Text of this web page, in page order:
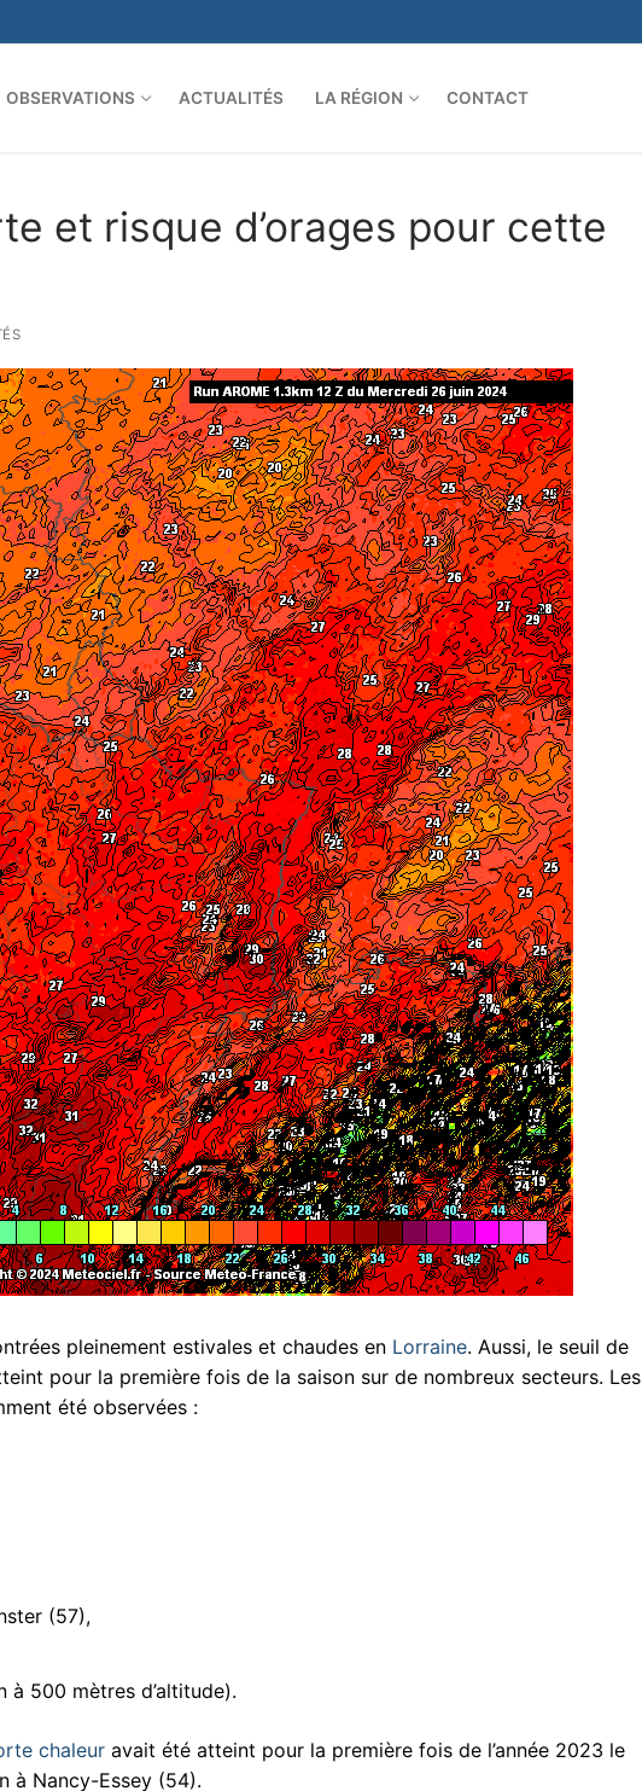
OBSERVATIONS ACTUALITÉS LA RÉGION CONTACT
et risque d’orages pour cette
pleinement estivales et chaudes en Lorraine. Aussi, le seuil de
pour la première fois de la saison sur de nombreux secteurs. Les
été observées :
(57),
à 500 mètres d’altitude).
chaleur avait été atteint pour la première fois de l’année 2023 le
à Nancy-Essey (54).